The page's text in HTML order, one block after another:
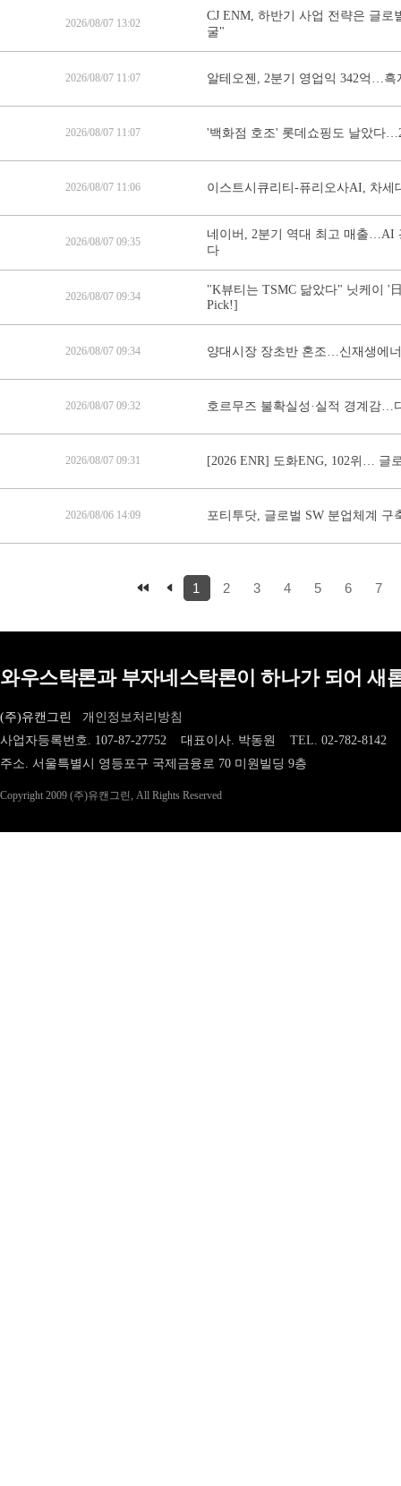
2026/08/07 13:02
CJ ENM, 하반기 사업 전략은 글
굴"
2026/08/07 11:07 알테오젠, 2분기 영업익 342억…흑
2026/08/07 11:07 '백화점 호조' 롯데쇼핑도 날았다
2026/08/07 11:06 이스트시큐리티-퓨리오사AI, 차
2026/08/07 09:35
네이버, 2분기 역대 최고 매출…AI
다
2026/08/07 09:34
"K뷰티는 TSMC 닮았다" 닛케이 '
Pick!]
2026/08/07 09:34 양대시장 장초반 혼조…신재생에
2026/08/07 09:32 호르무즈 불확실성·실적 경계감…
2026/08/07 09:31 [2026 ENR] 도화ENG, 102위… 글
2026/08/06 14:09 포티투닷, 글로벌 SW 분업체계 구
1 2 3 4 5 6 7
와우스탁론과 부자네스탁론이 하나가 되어 새
(주)유캔그린
개인정보처리방침
사업자등록번호. 107-87-27752 대표이사. 박동원 TEL. 02-782-8142
주소. 서울특별시 영등포구 국제금융로 70 미원빌딩 9층
Copyright 2009 (주)유캔그린, All Rights Reserved